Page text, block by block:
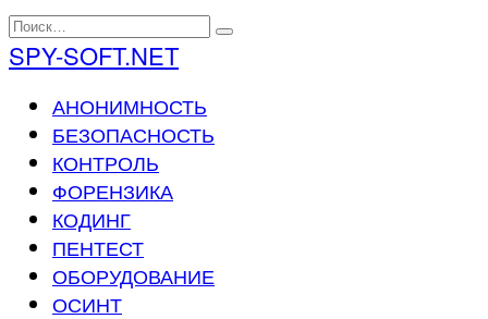
Перейти
к
содержанию
Search
for:
SPY-SOFT.NET
АНОНИМНОСТЬ
БЕЗОПАСНОСТЬ
КОНТРОЛЬ
ФОРЕНЗИКА
КОДИНГ
ПЕНТЕСТ
ОБОРУДОВАНИЕ
ОСИНТ